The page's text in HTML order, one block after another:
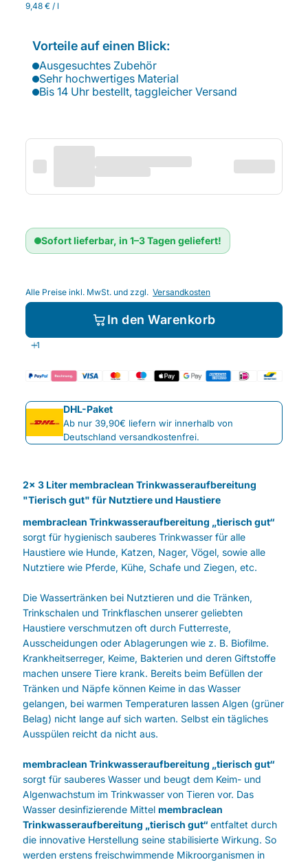
9,48 € / l
Vorteile auf einen Blick:
Ausgesuchtes Zubehör
Sehr hochwertiges Material
Bis 14 Uhr bestellt, taggleicher Versand
Sofort lieferbar, in 1–3 Tagen geliefert!
Alle Preise inkl. MwSt. und zzgl. Versandkosten
In den Warenkorb
DHL-Paket
Ab nur 39,90€ liefern wir innerhalb von
Deutschland versandkostenfrei.
2x 3 Liter membraclean Trinkwasseraufbereitung
"Tierisch gut" für Nutztiere und Haustiere
membraclean Trinkwasseraufbereitung „tierisch gut“
sorgt für hygienisch sauberes Trinkwasser für alle
Haustiere wie Hunde, Katzen, Nager, Vögel, sowie alle
Nutztiere wie Pferde, Kühe, Schafe und Ziegen, etc.
Die Wassertränken bei Nutztieren und die Tränken,
Trinkschalen und Trinkflaschen unserer geliebten
Haustiere verschmutzen oft durch Futterreste,
Ausscheidungen oder Ablagerungen wie z. B. Biofilme.
Krankheitserreger, Keime, Bakterien und deren Giftstoffe
machen unsere Tiere krank. Bereits beim Befüllen der
Tränken und Näpfe können Keime in das Wasser
gelangen, bei warmen Temperaturen lassen Algen (grüner
Belag) nicht lange auf sich warten. Selbst ein tägliches
Ausspülen reicht da nicht aus.
membraclean Trinkwasseraufbereitung „tierisch gut“
sorgt für sauberes Wasser und beugt dem Keim- und
Algenwachstum im Trinkwasser von Tieren vor. Das
Wasser desinfizierende Mittel membraclean
Trinkwasseraufbereitung „tierisch gut“ entfaltet durch
die innovative Herstellung seine stabilisierte Wirkung. So
werden erstens freischwimmende Mikroorganismen in